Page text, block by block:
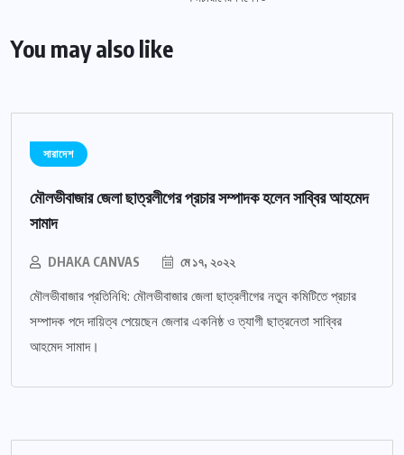
You may also like
সারাদেশ
মৌলভীবাজার জেলা ছাত্রলীগের প্রচার সম্পাদক হলেন সাব্বির আহমেদ
সামাদ
DHAKA CANVAS মে ১৭, ২০২২
মৌলভীবাজার প্রতিনিধি: মৌলভীবাজার জেলা ছাত্রলীগের নতুন কমিটিতে প্রচার
সম্পাদক পদে দায়িত্ব পেয়েছেন জেলার একনিষ্ঠ ও ত্যাগী ছাত্রনেতা সাব্বির
আহমেদ সামাদ।